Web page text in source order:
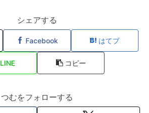
シェアする
Facebook はてブ
LINE コピー
つむをフォローする